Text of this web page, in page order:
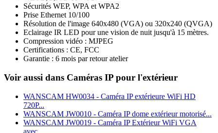
Sécurités WEP, WPA et WPA2
Prise Ethernet 10/100
Résolution de l'image 640x480 (VGA) ou 320x240 (QVGA)
Eclairage IR LED pour une vision de nuit jusqu'à 15 mètres.
Compression vidéo : MJPEG
Certifications : CE, FCC
Garantie : 6 mois par retour atelier
Voir aussi dans Caméras IP pour l'extérieur
WANSCAM HW0034 - Caméra IP extérieure WiFi HD
720P...
WANSCAM JW0010 - Caméra IP dome extérieur motorisé...
WANSCAM JW0019 - Caméra IP Extérieur WiFi VGA
avec...